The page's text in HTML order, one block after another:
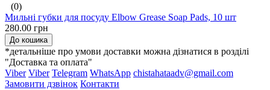
(0)
Мильні губки для посуду Elbow Grease Soap Pads, 10 шт
280.00 грн
До кошика
*детальніше про умови доставки можна дізнатися в розділі
"Доставка та оплата"
Viber Viber Telegram WhatsApp chistahataadv@gmail.com
Замовити дзвінок Контакти